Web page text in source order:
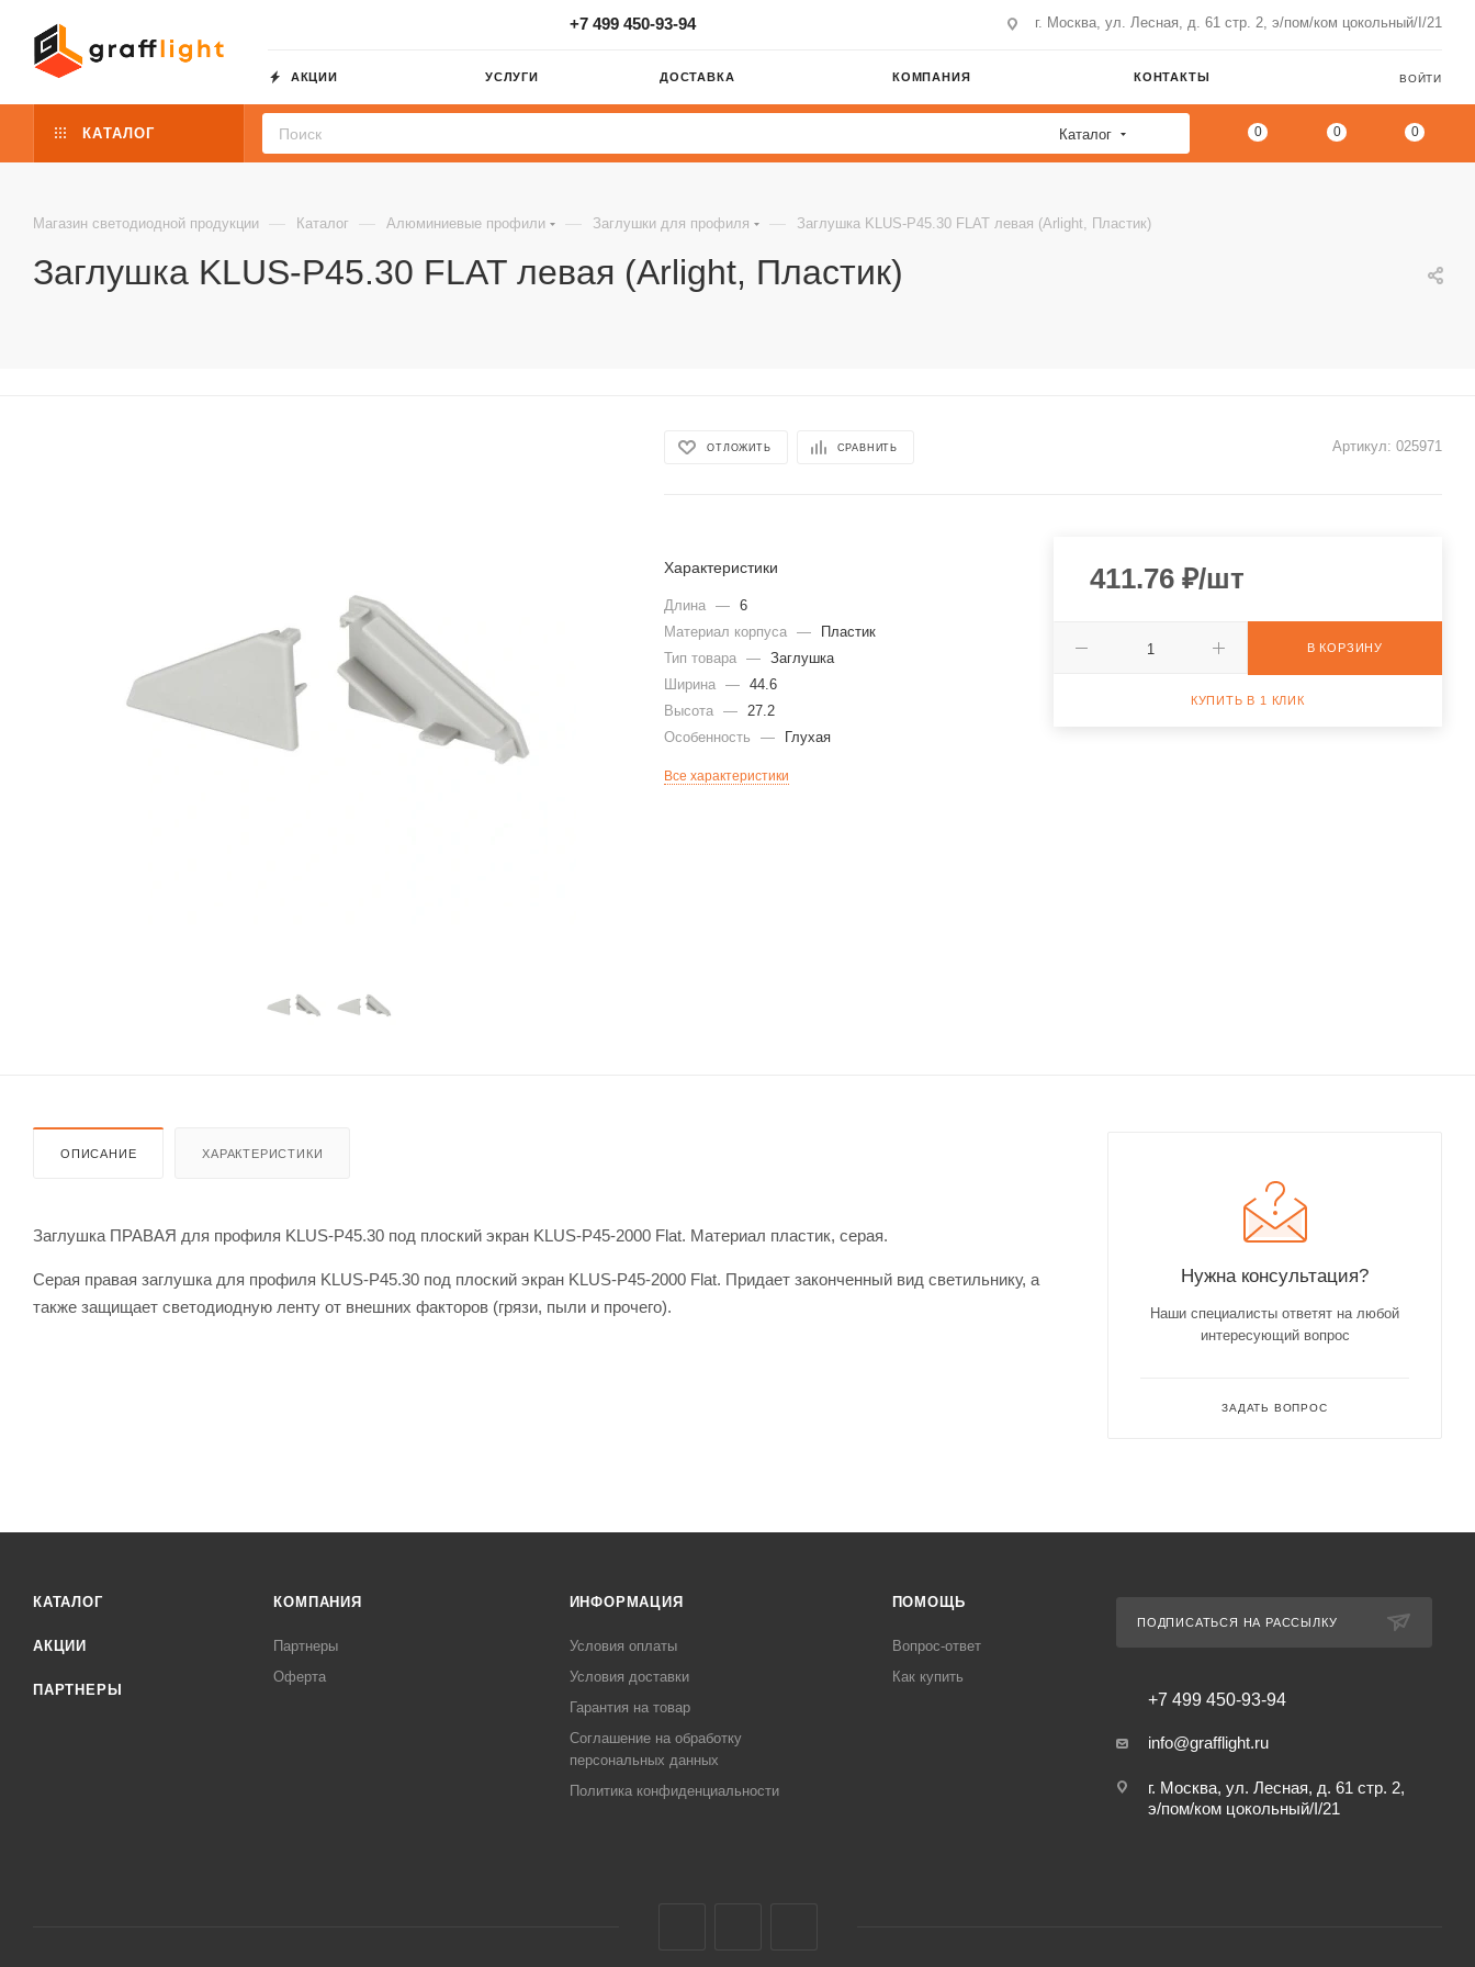
+7 499 450-93-94 г. Москва, ул. Лесная, д. 61 стр. 2, э/пом/ком цокольный/I/21
АКЦИИ УСЛУГИ ДОСТАВКА КОМПАНИЯ КОНТАКТЫ ВОЙТИ
КАТАЛОГ Каталог 0 0 0
Магазин светодиодной продукции — Каталог — Алюминиевые профили — Заглушки для профиля — Заглушка KLUS-P45.30 FLAT левая (Arlight, Пластик)
Заглушка KLUS-P45.30 FLAT левая (Arlight, Пластик)
ОТЛОЖИТЬ СРАВНИТЬ Артикул: 025971
Характеристики
Длина —
6
Материал корпуса
—
Пластик
Тип товара
—
Заглушка
Ширина
—
44.6
Высота
—
27.2
Особенность
— Глухая
Все характеристики
411.76₽/шт
В КОРЗИНУ
КУПИТЬ В 1 КЛИК
ОПИСАНИЕ ХАРАКТЕРИСТИКИ
Заглушка ПРАВАЯ для профиля KLUS-P45.30 под плоский экран KLUS-P45-2000 Flat. Материал пластик, серая.
Серая правая заглушка для профиля KLUS-P45.30 под плоский экран KLUS-P45-2000 Flat. Придает законченный вид светильнику, а
также защищает светодиодную ленту от внешних факторов (грязи, пыли и прочего).
Нужна консультация?
Наши специалисты ответят на любой
интересующий вопрос
ЗАДАТЬ ВОПРОС
КАТАЛОГ
АКЦИИ
ПАРТНЕРЫ
КОМПАНИЯ
Партнеры
Оферта
ИНФОРМАЦИЯ
Условия оплаты
Условия доставки
Гарантия на товар
Соглашение на обработку
персональных данных
Политика конфиденциальности
ПОМОЩЬ
Вопрос-ответ
Как купить
ПОДПИСАТЬСЯ НА РАССЫЛКУ
+7 499 450-93-94
info@grafflight.ru
г. Москва, ул. Лесная, д. 61 стр. 2,
э/пом/ком цокольный/I/21